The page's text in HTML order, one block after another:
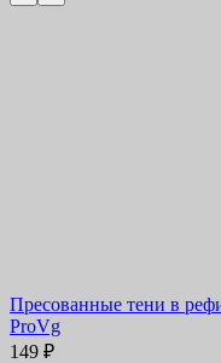
Пресованные тени в
ProVg
149 ₽